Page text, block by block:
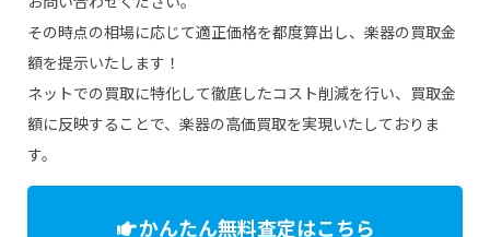
その時点の相場に応じて適正価格を都度算出し、楽器の買取金
額を提示いたします！
ネットでの買取に特化して徹底したコスト削減を行い、買取金
額に反映することで、楽器の高価買取を実現いたしておりま
す。
かんたん無料査定はこちら